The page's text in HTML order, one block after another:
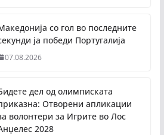
со гол во последните
ја победи Португалија
07.08.2026
дел од олимписката
Отворени апликации
волонтери за Игрите во Лос
2028